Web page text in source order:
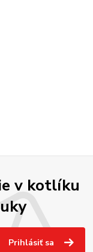
v kotlíku
Prihlásiť sa